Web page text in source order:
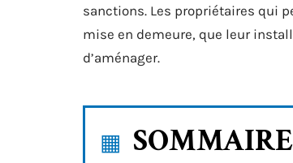
sanctions. Les propriétaires qui
mise en demeure, que leur
d’aménager.
SOMMAIRE